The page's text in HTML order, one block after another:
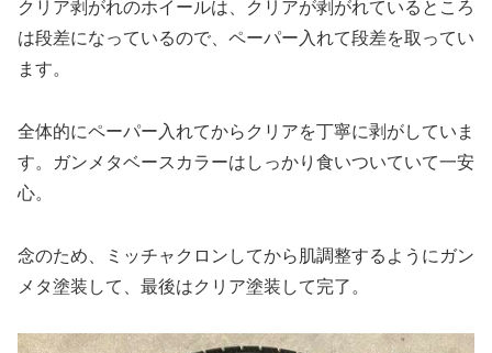
クリア剥がれのホイールは、クリアが剥がれているところ
は段差になっているので、ペーパー入れて段差を取ってい
ます。
全体的にペーパー入れてからクリアを丁寧に剥がしていま
す。ガンメタベースカラーはしっかり食いついていて一安
心。
念のため、ミッチャクロンしてから肌調整するようにガン
メタ塗装して、最後はクリア塗装して完了。